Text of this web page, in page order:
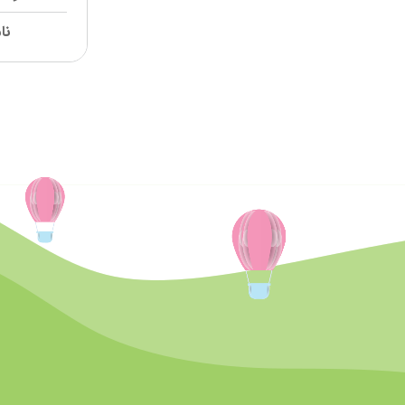
گلدن گات
اینفترینی
INFATRINI